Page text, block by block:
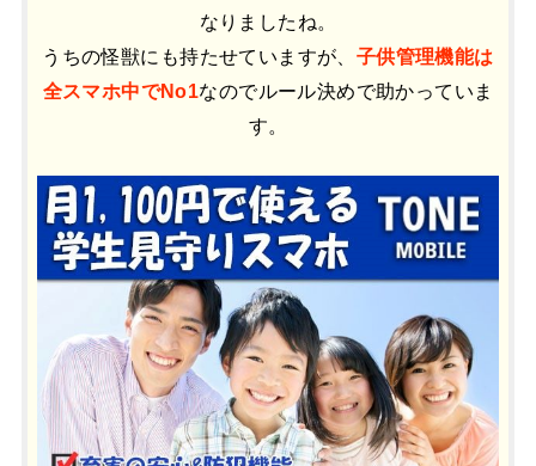
なりましたね。
うちの怪獣にも持たせていますが、 子供管理機能は
全スマホ中でNo1なのでルール決めで助かっていま
す。